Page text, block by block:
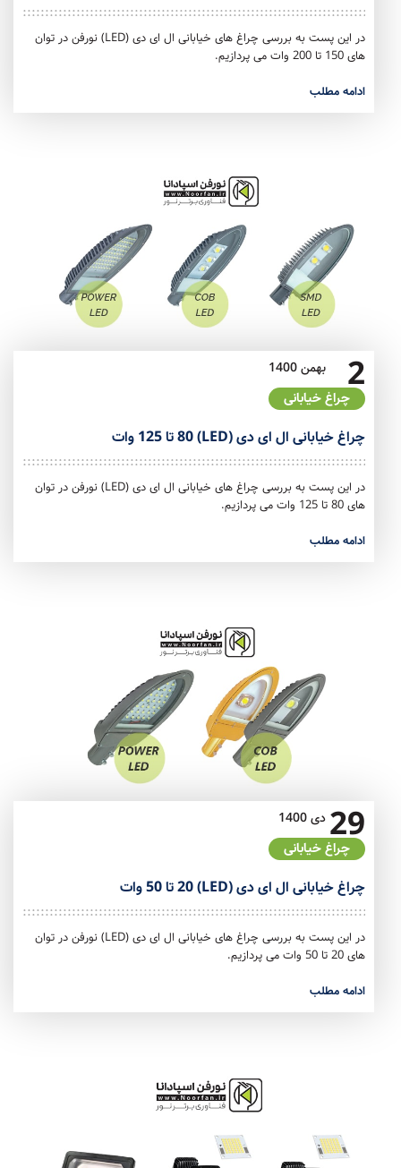
در این پست به بررسی چراغ های خیابانی ال ای دی (LED) نورفن در توان
های 150 تا 200 وات می پردازیم.
ادامه مطلب
2 بهمن1400
چراغ خیابانی
چراغ خیابانی ال ای دی (LED) 80 تا 125 وات
در این پست به بررسی چراغ های خیابانی ال ای دی (LED) نورفن در توان
های 80 تا 125 وات می پردازیم.
ادامه مطلب
29دی1400
چراغ خیابانی
چراغ خیابانی ال ای دی (LED) 20 تا 50 وات
در این پست به بررسی چراغ های خیابانی ال ای دی (LED) نورفن در توان
های 20 تا 50 وات می پردازیم.
ادامه مطلب